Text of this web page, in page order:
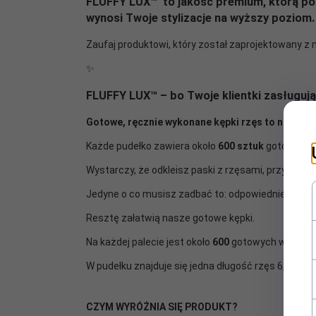
wynosi Twoje stylizacje na wyższy poziom.
Zaufaj produktowi, który został zaprojektowany
✨
FLUFFY LUX™ – bo Twoje klientki
Gotowe, ręcznie wykonane kępki rzęs to nowa
Każde pudełko zawiera około 600 sztuk gotowych
Wystarczy, że odkleisz paski z rzęsami, przykleisz
Jedyne o co musisz zadbać to: odpowiednie
Resztę załatwią nasze gotowe kępki.
Na każdej palecie jest około 600 gotowych w
W pudełku znajduje się jedna długość rzęs
CZYM WYRÓŻNIA SIĘ PRODUKT?